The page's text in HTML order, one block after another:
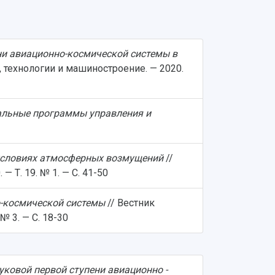
авиационно-космической системы в
и машиностроение. — 2020.
программы управления и
атмосферных возмущений//
— Т. 19. № 1. — С. 41-50
системы// Вестник
№ 3. — С. 18-30
первой ступени авиационно -